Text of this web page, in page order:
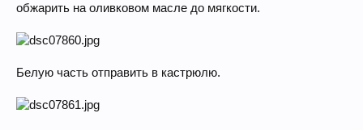
обжарить на оливковом масле до мягкости.
Белую часть отправить в кастрюлю.